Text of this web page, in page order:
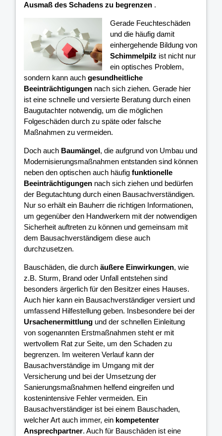
Ausmaß des Schadens zu begrenzen .
Gerade Feuchteschäden
und die häufig damit
einhergehende Bildung von
Schimmelpilz ist nicht nur
ein optisches Problem,
sondern kann auch gesundheitliche
Beeinträchtigungen nach sich ziehen. Gerade hier
ist eine schnelle und versierte Beratung durch einen
Baugutachter notwendig, um die möglichen
Folgeschäden durch zu späte oder falsche
Maßnahmen zu vermeiden.
Doch auch Baumängel , die aufgrund von Umbau und
Modernisierungsmaßnahmen entstanden sind können
neben den optischen auch häufig funktionelle
Beeinträchtigungen nach sich ziehen und bedürfen
der Begutachtung durch einen Bausachverständigen.
Nur so erhält ein Bauherr die richtigen Informationen,
um gegenüber den Handwerkern mit der notwendigen
Sicherheit auftreten zu können und gemeinsam mit
dem Bausachverständigem diese auch
durchzusetzen.
Bauschäden, die durch äußere Einwirkungen, wie
z.B. Sturm, Brand oder Unfall entstehen sind
besonders ärgerlich für den Besitzer eines Hauses.
Auch hier kann ein Bausachverständiger versiert und
umfassend Hilfestellung geben. Insbesondere bei der
Ursachenermittlung und der schnellen Einleitung
von sogenannten Erstmaßnahmen steht er mit
wertvollem Rat zur Seite, um den Schaden zu
begrenzen. Im weiteren Verlauf kann der
Bausachverständige im Umgang mit der
Versicherung und bei der Umsetzung der
Sanierungsmaßnahmen helfend eingreifen und
kostenintensive Fehler vermeiden. Ein
Bausachverständiger ist bei einem Bauschaden,
welcher Art auch immer, ein kompetenter
Ansprechpartner. Auch für Bauschäden ist eine